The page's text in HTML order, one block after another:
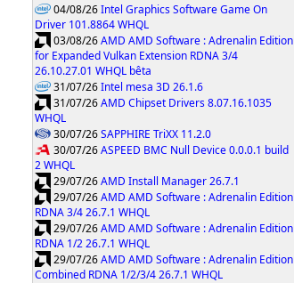
04/08/26Intel Graphics Software Game On
Driver 101.8864 WHQL
03/08/26AMD AMD Software : Adrenalin Edition
for Expanded Vulkan Extension RDNA 3/4
26.10.27.01 WHQL bêta
31/07/26Intel mesa 3D 26.1.6
31/07/26AMD Chipset Drivers 8.07.16.1035
WHQL
30/07/26SAPPHIRE TriXX 11.2.0
30/07/26ASPEED BMC Null Device 0.0.0.1 build
2 WHQL
29/07/26AMD Install Manager 26.7.1
29/07/26AMD AMD Software : Adrenalin Edition
RDNA 3/4 26.7.1 WHQL
29/07/26AMD AMD Software : Adrenalin Edition
RDNA 1/2 26.7.1 WHQL
29/07/26AMD AMD Software : Adrenalin Edition
Combined RDNA 1/2/3/4 26.7.1 WHQL